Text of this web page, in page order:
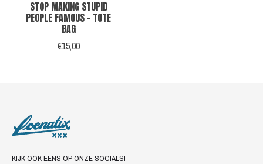
STOP MAKING STUPID
PEOPLE FAMOUS - TOTE
BAG
€15,00
KIJK OOK EENS OP ONZE SOCIALS!